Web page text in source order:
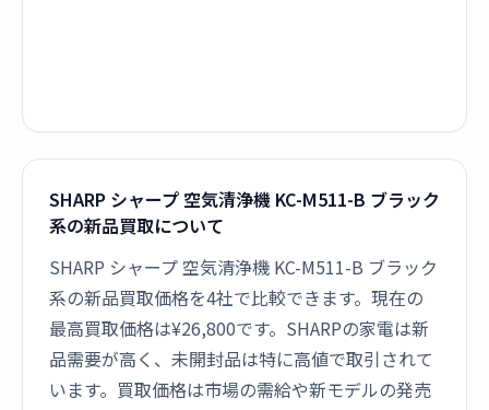
SHARP シャープ 空気清浄機 KC-M511-B ブラック
系の新品買取について
SHARP シャープ 空気清浄機 KC-M511-B ブラック
系の新品買取価格を4社で比較できます。現在の
最高買取価格は¥26,800です。SHARPの家電は新
品需要が高く、未開封品は特に高値で取引されて
います。買取価格は市場の需給や新モデルの発売